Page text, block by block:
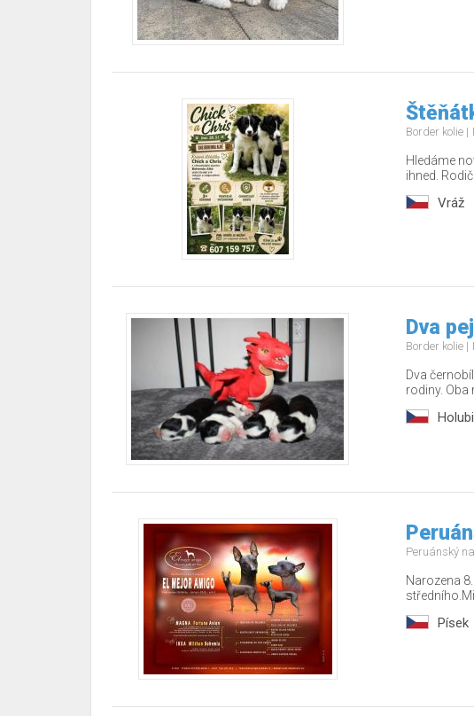
Border kolie
Hledáme
ihned.
Vráž
Dva
Border kolie
Dva
rodiny.
Peruánský
Narozena
Písek